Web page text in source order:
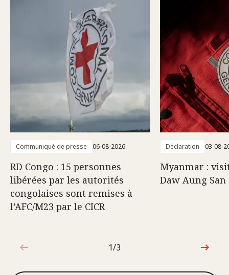
Communiqué de presse 06-08-2026
RD Congo : 15 personnes
libérées par les autorités
congolaises sont remises à
l’AFC/M23 par le CICR
Déclaration 03-08-
Myanmar :
Daw Aung San
1sur3
1/3